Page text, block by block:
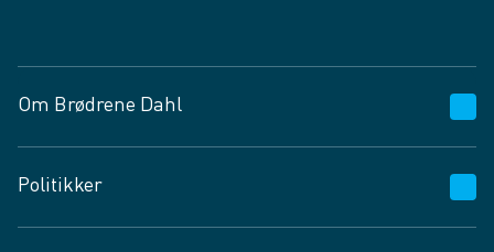
Om Brødrene Dahl
Vagttelefon 30 10 89 89
Spørgsmål og svar
Politikker